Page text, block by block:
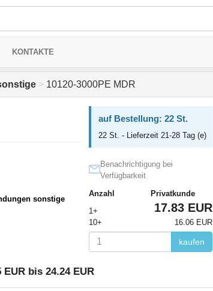
KONTAKTE
> 10120-3000PE MDR
sonstige
auf Bestellung: 22 St.
22 St. - Lieferzeit 21-28 Tag (e)
Benachrichtigung bei
Verfügbarkeit
Anzahl
Privatkunde
1+
17.83 EUR
10+ 16.06 EUR
kaufen
bis 24.24 EUR